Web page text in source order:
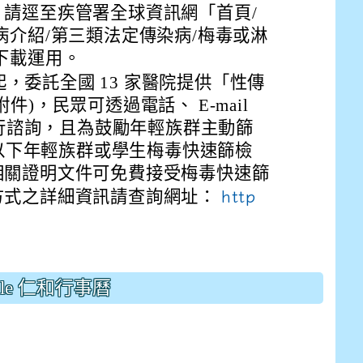
逕至疾管署全球資訊網「首頁/
介紹/第三類法定傳染病/梅毒或淋
載運用。
委託全國 13 家醫院提供「性傳
件)，民眾可透過電話、 E-mail
詢，且為鼓勵年輕族群主動篩
年輕族群或學生梅毒快速篩檢
證明文件可免費接受梅毒快速篩
之詳細資訊請查詢網址：
http
仁和行事曆
presentation/d/